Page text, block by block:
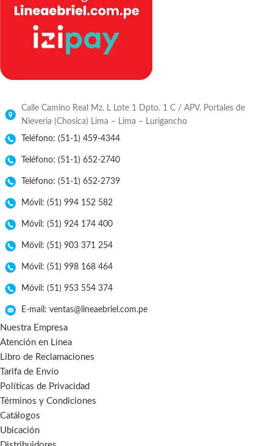
Calle Camino Real Mz. L Lote 1 Dpto. 1 C / APV. Portales de
Nieveria (Chosica) Lima – Lima – Lurigancho
Teléfono: (51-1) 459-4344
Teléfono: (51-1) 652-2740
Teléfono: (51-1) 652-2739
Móvil: (51) 994 152 582
Móvil: (51) 924 174 400
Móvil: (51) 903 371 254
Móvil: (51) 998 168 464
Móvil: (51) 953 554 374
E-mail: ventas@lineaebriel.com.pe
Nuestra Empresa
Atención en Línea
Libro de Reclamaciones
Tarifa de Envío
Políticas de Privacidad
Términos y Condiciones
Catálogos
Ubicación